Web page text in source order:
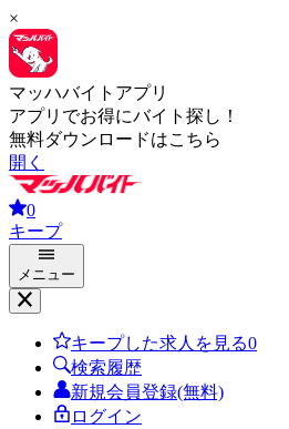
×
マッハバイトアプリ
アプリでお得にバイト探し！
無料ダウンロードはこちら
開く
0
キープ
メニュー
キープした求人を見る0
検索履歴
新規会員登録(無料)
ログイン